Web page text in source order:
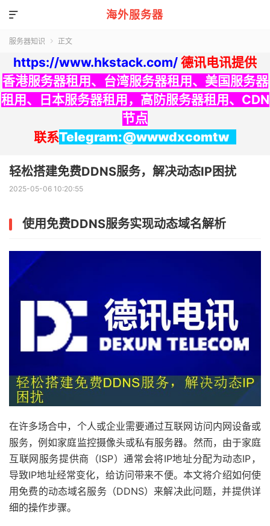
海外服务器

服务器知识  正文
https://www.hkstack.com/ 德讯电讯提供
香港服务器租用、 台湾服务器租用、 美国服务器
租用、 日本服务器租用 ， 高防服务器租用、 CDN
节点
联系Telegram:@wwwdxcomtw
轻松搭建免费DDNS服务，解决动态IP困扰
2025-05-06 10:20:55
使用免费DDNS服务实现动态域名解析
在许多场合中，个人或企业需要通过互联网访问内网设备或
服务，例如家庭监控摄像头或私有服务器。然而，由于家庭
互联网服务提供商（ISP）通常会将IP地址分配为动态IP，
导致IP地址经常变化，给访问带来不便。本文将介绍如何使
用免费的动态域名服务（DDNS）来解决此问题，并提供详
细的操作步骤。